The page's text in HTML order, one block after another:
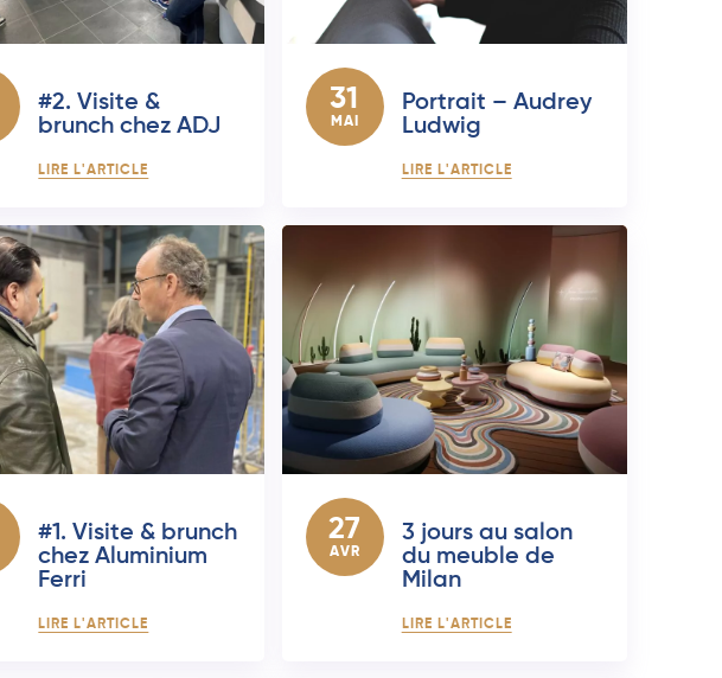
#2. Visite &
brunch chez ADJ
LIRE L'ARTICLE
31
MAI
Portrait – Audrey
Ludwig
LIRE L'ARTICLE
#1. Visite & brunch
chez Aluminium
Ferri
LIRE L'ARTICLE
27
AVR
3 jours au salon
du meuble de
Milan
LIRE L'ARTICLE